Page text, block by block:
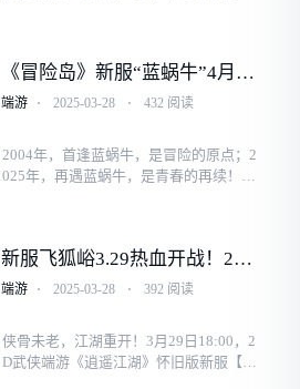
是一名···
《冒险岛》新服“蓝蜗牛”4月3
日开放！让我们重回最初的冒
端游 ⋅ 2025-03-28 ⋅ 432 阅读
2004年，首逢蓝蜗牛，是冒险的原点；2
025年，再遇蓝蜗牛，是青春的再续！未
放！···
新服飞狐峪3.29热血开战！2D
团战+挂机搬砖，这才是中年侠
端游 ⋅ 2025-03-28 ⋅ 392 阅读
侠骨未老，江湖重开！3月29日18:00，2
D武侠端游《逍遥江湖》怀旧版新服【飞